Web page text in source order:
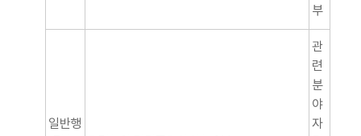
부
일반행
관
련
분
야
자